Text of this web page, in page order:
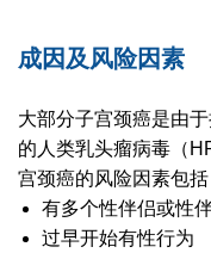
成因及风险因素
大部分子宫颈癌是由
的人类乳头瘤病毒（
宫颈癌的风险因素包括
有多个性伴侣或性
过早开始有性行为